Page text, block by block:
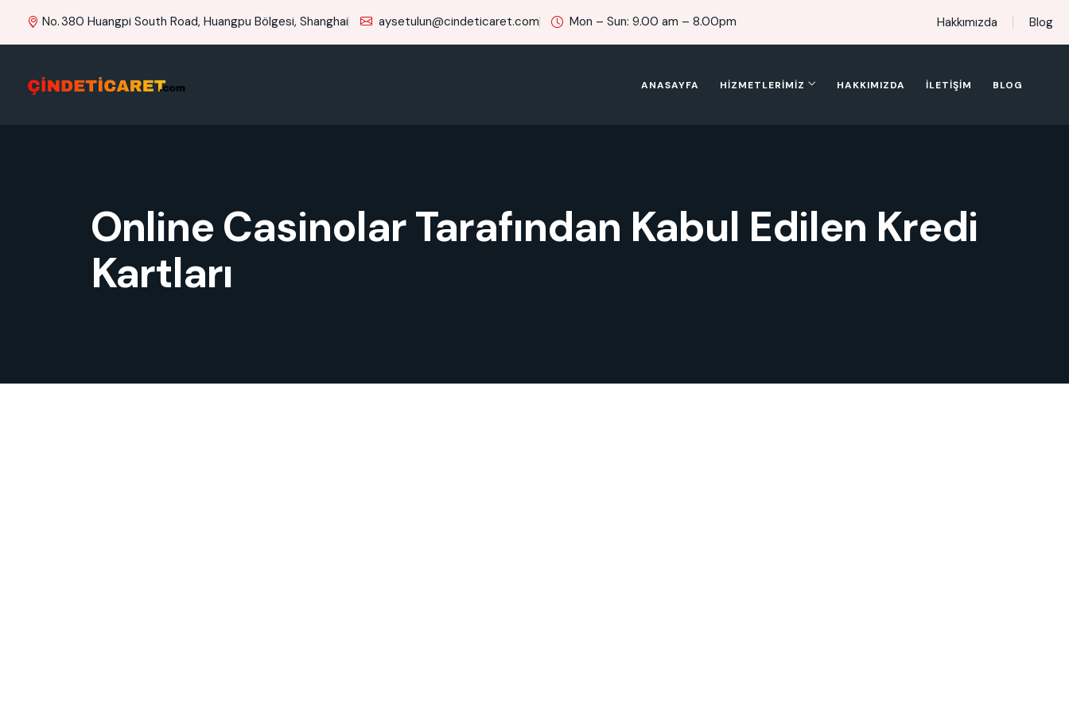
No. 380 Huangpi South Road, Huangpu Bölgesi, Shanghai aysetulun@cindeticaret.com Mon – Sun: 9.00 am – 8.00pm Hakkımızda Blog
ANASAYFA HIZMETLERIMIZ HAKKIMIZDA İLETIŞIM BLOG
Online Casinolar Tarafından Kabul Edilen Kredi
Kartları